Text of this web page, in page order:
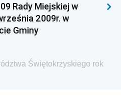
Administracji,
Środowiska
Administracji i
Europejskiej, L
Rady Miejskiej w
2009r. w
Gminy
Świętokrzyskiego rok